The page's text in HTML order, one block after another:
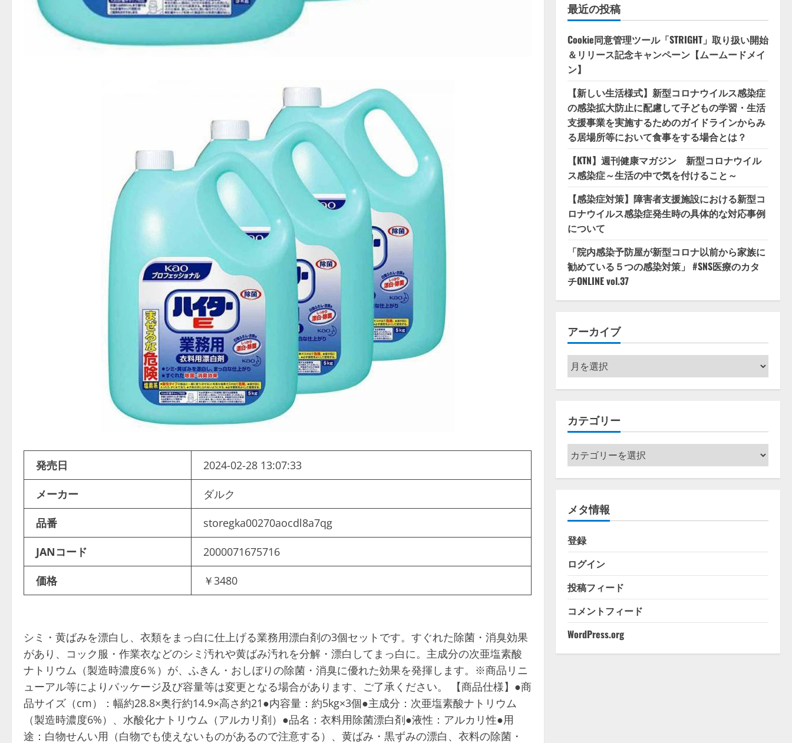
発売日 2024-02-28 13:07:33
メーカー ダルク
品番 storegka00270aocdl8a7qg
JANコード 2000071675716
価格 ￥3480
シミ・黄ばみを漂白し、衣類をまっ白に仕上げる業務用漂白剤の3個セットです。すぐれた除菌・消臭効果
があり、コック服・作業衣などのシミ汚れや黄ばみ汚れを分解・漂白してまっ白に。主成分の次亜塩素酸
ナトリウム（製造時濃度6％）が、ふきん・おしぼりの除菌・消臭に優れた効果を発揮します。※商品リニ
ューアル等によりパッケージ及び容量等は変更となる場合があります、ご了承ください。 【商品仕様】●商
品サイズ（cm）：幅約28.8×奥行約14.9×高さ約21●内容量：約5kg×3個●主成分：次亜塩素酸ナトリウム
（製造時濃度6%）、水酸化ナトリウム（アルカリ剤）●品名：衣料用除菌漂白剤●液性：アルカリ性●用
途：白物せんい用（白物でも使えないものがあるので注意する）、黄ばみ・黒ずみの漂白、衣料の除菌・
最近の投稿
Cookie同意管理ツール「STRIGHT」取り扱い開始
＆リリース記念キャンペーン【ムームードメイ
ン】
【新しい生活様式】新型コロナウイルス感染症
の感染拡大防止に配慮して子どもの学習・生活
支援事業を実施するためのガイドラインからみ
る居場所等において食事をする場合とは？
【KTN】週刊健康マガジン 新型コロナウイル
ス感染症～生活の中で気を付けること～
【感染症対策】障害者支援施設における新型コ
ロナウイルス感染症発生時の具体的な対応事例
について
「院内感染予防屋が新型コロナ以前から家族に
勧めている５つの感染対策」 #SNS医療のカタ
チONLINE vol.37
アーカイブ
ア
ー
カ
ブ
カテゴリー
カ
テ
ゴ
ー
メタ情報
登録
ログイン
投稿フィード
コメントフィード
WordPress.org